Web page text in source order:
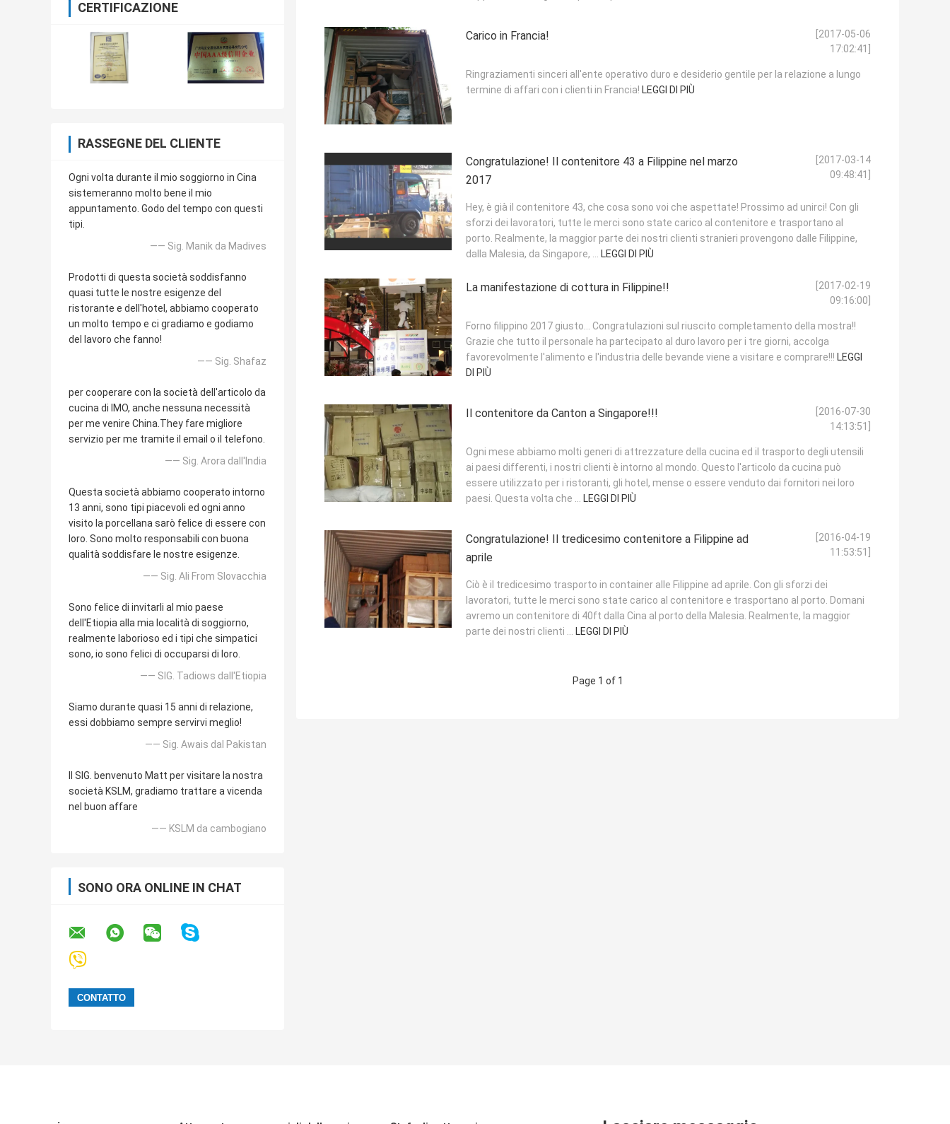
CERTIFICAZIONE
RASSEGNE DEL CLIENTE
Ogni volta durante il mio soggiorno in Cina
sistemeranno molto bene il mio
appuntamento. Godo del tempo con questi
tipi.
—— Sig. Manik da Madives
Prodotti di questa società soddisfanno
quasi tutte le nostre esigenze del
ristorante e dell'hotel, abbiamo cooperato
un molto tempo e ci gradiamo e godiamo
del lavoro che fanno!
—— Sig. Shafaz
per cooperare con la società dell'articolo da
cucina di IMO, anche nessuna necessità
per me venire China.They fare migliore
servizio per me tramite il email o il telefono.
—— Sig. Arora dall'India
Questa società abbiamo cooperato intorno
13 anni, sono tipi piacevoli ed ogni anno
visito la porcellana sarò felice di essere con
loro. Sono molto responsabili con buona
qualità soddisfare le nostre esigenze.
—— Sig. Ali From Slovacchia
Sono felice di invitarli al mio paese
dell'Etiopia alla mia località di soggiorno,
realmente laborioso ed i tipi che simpatici
sono, io sono felici di occuparsi di loro.
—— SIG. Tadiows dall'Etiopia
Siamo durante quasi 15 anni di relazione,
essi dobbiamo sempre servirvi meglio!
—— Sig. Awais dal Pakistan
Il SIG. benvenuto Matt per visitare la nostra
società KSLM, gradiamo trattare a vicenda
nel buon affare
—— KSLM da cambogiano
SONO ORA ONLINE IN CHAT
Carico in Francia!
[2017-05-06
17:02:41]
Ringraziamenti sinceri all'ente operativo duro e desiderio gentile per la relazione a lungo
termine di affari con i clienti in Francia! LEGGI DI PIÙ
Congratulazione! Il contenitore 43 a Filippine nel marzo
2017
[2017-03-14
09:48:41]
Hey, è già il contenitore 43, che cosa sono voi che aspettate! Prossimo ad unirci! Con gli
sforzi dei lavoratori, tutte le merci sono state carico al contenitore e trasportano al
porto. Realmente, la maggior parte dei nostri clienti stranieri provengono dalle Filippine,
dalla Malesia, da Singapore, ... LEGGI DI PIÙ
La manifestazione di cottura in Filippine!!
[2017-02-19
09:16:00]
Forno filippino 2017 giusto… Congratulazioni sul riuscito completamento della mostra!!
Grazie che tutto il personale ha partecipato al duro lavoro per i tre giorni, accolga
favorevolmente l'alimento e l'industria delle bevande viene a visitare e comprare!!! LEGGI
DI PIÙ
Il contenitore da Canton a Singapore!!!
[2016-07-30
14:13:51]
Ogni mese abbiamo molti generi di attrezzature della cucina ed il trasporto degli utensili
ai paesi differenti, i nostri clienti è intorno al mondo. Questo l'articolo da cucina può
essere utilizzato per i ristoranti, gli hotel, mense o essere venduto dai fornitori nei loro
paesi. Questa volta che ... LEGGI DI PIÙ
Congratulazione! Il tredicesimo contenitore a Filippine ad
aprile
[2016-04-19
11:53:51]
Ciò è il tredicesimo trasporto in container alle Filippine ad aprile. Con gli sforzi dei
lavoratori, tutte le merci sono state carico al contenitore e trasportano al porto. Domani
avremo un contenitore di 40ft dalla Cina al porto della Malesia. Realmente, la maggior
parte dei nostri clienti ... LEGGI DI PIÙ
Page 1 of 1